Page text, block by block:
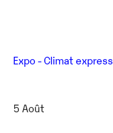
Expo - Climat express
5 Août